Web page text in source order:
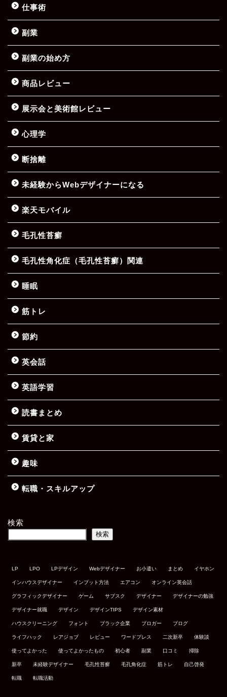
仕事術
副業
副業の始め方
商品レビュー
展示会と美術館レビュー
心理学
断捨離
未経験からWebデザイナーになる
楽天モバイル
毛孔性苔癬
毛孔性角化症（毛孔性苔癬）関連
睡眠
筋トレ
節約
英会話
英語学習
読書まとめ
賃貸と家
趣味
転職・スキルアップ
検索
検索
LP LPO LPデザイン Webデザイナー お小遣い まとめ イヤホン
インハウスデザイナー インプット方法 エアコン オンライン英会話
グラフィックデザイナー ゲーム サブスク デザイナー デザイナーの勉強
デザイナー就職 デザイン デザインTIPS デザイン素材
ハウスクリーニング フォント ブラック企業 ブロガー ブログ
ライフハック レアジョブ レビュー ワードプレス 二次新卒 体験談
使ってよかった 使ってよかったもの 初心者 副業 口コミ 掃除
新卒 未経験デザイナー 毛孔性苔癬 毛孔角化症 筋トレ 自己啓発
転職 転職活動